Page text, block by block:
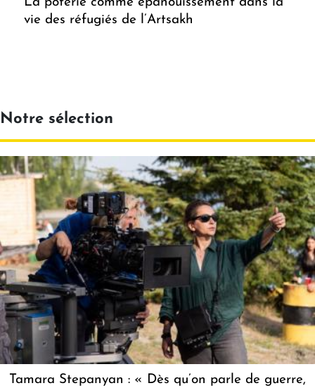
vie des réfugiés de l’Artsakh
Notre sélection
Tamara Stepanyan : « Dès qu’on parle de guerre,